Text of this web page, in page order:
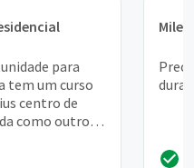
para
tem um curso
centro de
como outros